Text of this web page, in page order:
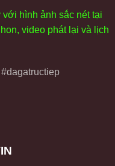
với hình ảnh sắc néttại
, video phátl ại và ịch